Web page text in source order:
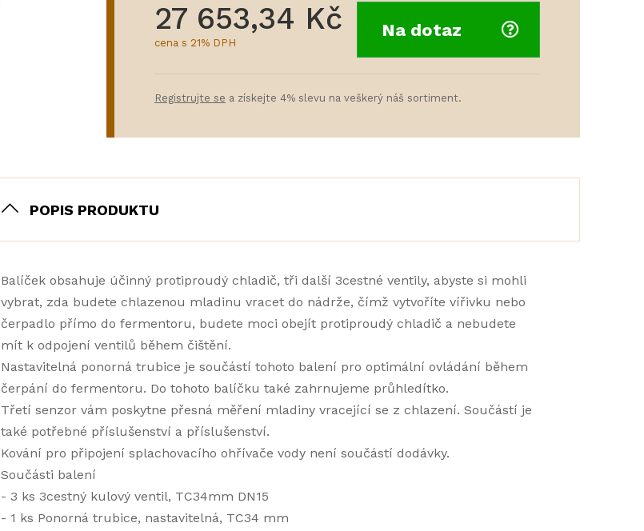
27 653,34 Kč
cena s 21% DPH
Na dotaz
Registrujte se a získejte 4% slevu na veškerý náš sortiment.
POPIS PRODUKTU
Balíček obsahuje účinný protiproudý chladič, tři další 3cestné ventily, abyste si mohli
vybrat, zda budete chlazenou mladinu vracet do nádrže, čímž vytvoříte vířivku nebo
čerpadlo přímo do fermentoru, budete moci obejít protiproudý chladič a nebudete
mít k odpojení ventilů během čištění.
Nastavitelná ponorná trubice je součástí tohoto balení pro optimální ovládání během
čerpání do fermentoru. Do tohoto balíčku také zahrnujeme průhledítko.
Třetí senzor vám poskytne přesná měření mladiny vracející se z chlazení. Součástí je
také potřebné příslušenství a příslušenství.
Kování pro připojení splachovacího ohřívače vody není součástí dodávky.
Součásti balení
- 3 ks 3cestný kulový ventil, TC34mm DN15
- 1 ks Ponorná trubice, nastavitelná, TC34 mm